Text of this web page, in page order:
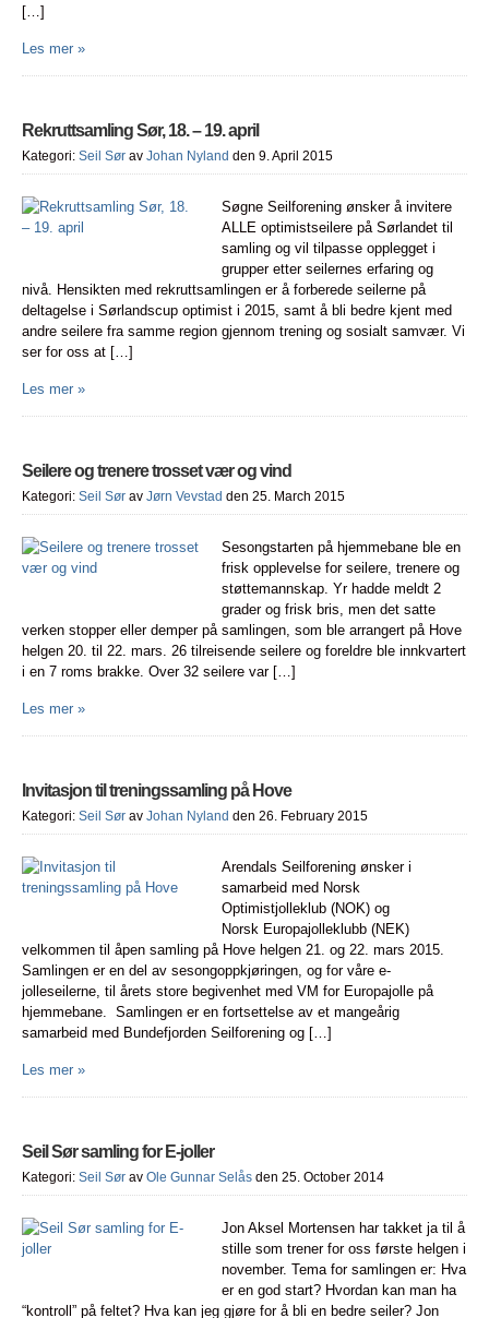
[…]
Les mer »
Rekruttsamling Sør, 18. – 19. april
Kategori: Seil Sør av Johan Nyland den 9. April 2015
Søgne Seilforening ønsker å invitere
ALLE optimistseilere på Sørlandet til
samling og vil tilpasse opplegget i
grupper etter seilernes erfaring og
nivå. Hensikten med rekruttsamlingen er å forberede seilerne på
deltagelse i Sørlandscup optimist i 2015, samt å bli bedre kjent med
andre seilere fra samme region gjennom trening og sosialt samvær. Vi
ser for oss at […]
Les mer »
Seilere og trenere trosset vær og vind
Kategori: Seil Sør av Jørn Vevstad den 25. March 2015
Sesongstarten på hjemmebane ble en
frisk opplevelse for seilere, trenere og
støttemannskap. Yr hadde meldt 2
grader og frisk bris, men det satte
verken stopper eller demper på samlingen, som ble arrangert på Hove
helgen 20. til 22. mars. 26 tilreisende seilere og foreldre ble innkvartert
i en 7 roms brakke. Over 32 seilere var […]
Les mer »
Invitasjon til treningssamling på Hove
Kategori: Seil Sør av Johan Nyland den 26. February 2015
Arendals Seilforening ønsker i
samarbeid med Norsk
Optimistjolleklub (NOK) og
Norsk Europajolleklubb (NEK)
velkommen til åpen samling på Hove helgen 21. og 22. mars 2015.
Samlingen er en del av sesongoppkjøringen, og for våre e-
jolleseilerne, til årets store begivenhet med VM for Europajolle på
hjemmebane. Samlingen er en fortsettelse av et mangeårig
samarbeid med Bundefjorden Seilforening og […]
Les mer »
Seil Sør samling for E-joller
Kategori: Seil Sør av Ole Gunnar Selås den 25. October 2014
Jon Aksel Mortensen har takket ja til å
stille som trener for oss første helgen i
november. Tema for samlingen er: Hva
er en god start? Hvordan kan man ha
“kontroll” på feltet? Hva kan jeg gjøre for å bli en bedre seiler? Jon